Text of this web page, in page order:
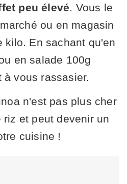
peu élevé . Vous le
ou en magasin
kilo. En sachant qu'en
en salade 100g
vous rassasier.
n'est pas plus cher
et peut devenir un
cuisine !